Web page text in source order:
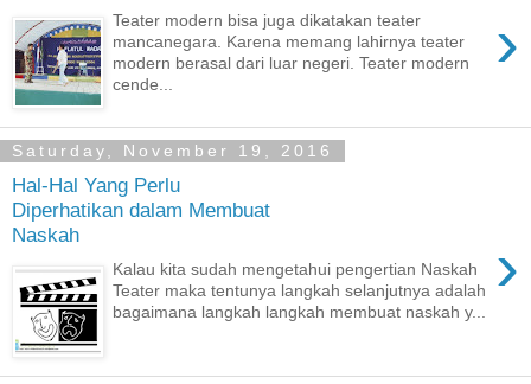
›
Teater modern bisa juga dikatakan teater
mancanegara. Karena memang lahirnya teater
modern berasal dari luar negeri. Teater modern
cende...
Saturday, November 19, 2016
Hal-Hal Yang Perlu
Diperhatikan dalam Membuat
Naskah
›
Kalau kita sudah mengetahui pengertian Naskah
Teater maka tentunya langkah selanjutnya adalah
bagaimana langkah langkah membuat naskah y...